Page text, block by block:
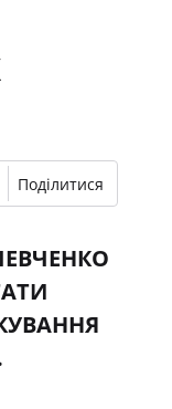
Поділитися